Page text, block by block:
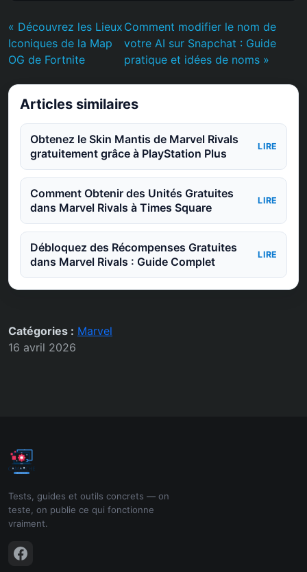
« Découvrez les Lieux
Iconiques de la Map
OG de Fortnite
Comment modifier le nom de
votre AI sur Snapchat : Guide
pratique et idées de noms »
Articles similaires
Obtenez le Skin Mantis de Marvel Rivals
gratuitement grâce à PlayStation Plus
LIRE
Comment Obtenir des Unités Gratuites
dans Marvel Rivals à Times Square
LIRE
Débloquez des Récompenses Gratuites
dans Marvel Rivals : Guide Complet
LIRE
Catégories : Marvel
16 avril 2026
Tests, guides et outils concrets — on
teste, on publie ce qui fonctionne
vraiment.